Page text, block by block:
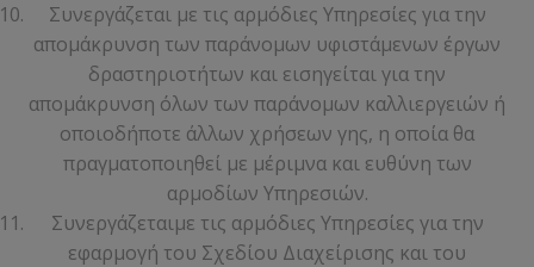
Συνεργάζεται με τις αρμόδιες Υπηρεσίες για την
απομάκρυνση των παράνομων υφιστάμενων έργων
δραστηριοτήτων και εισηγείται για την
απομάκρυνση όλων των παράνομων καλλιεργειών ή
οποιοδήποτε άλλων χρήσεων γης, η οποία θα
πραγματοποιηθεί με μέριμνα και ευθύνη των
αρμοδίων Υπηρεσιών.
Συνεργάζεταιμε τις αρμόδιες Υπηρεσίες για την
εφαρμογή του Σχεδίου Διαχείρισης και του